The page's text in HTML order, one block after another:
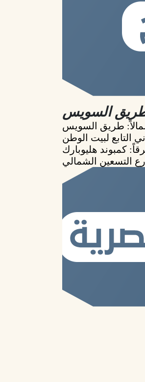
التسعين الشمالي